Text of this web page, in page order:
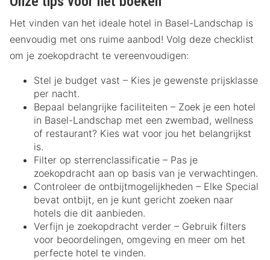
Het vinden van het ideale hotel in Basel-Landschap is
eenvoudig met ons ruime aanbod! Volg deze checklist
om je zoekopdracht te vereenvoudigen:
Stel je budget vast – Kies je gewenste prijsklasse
per nacht.
Bepaal belangrijke faciliteiten – Zoek je een hotel
in Basel-Landschap met een zwembad, wellness
of restaurant? Kies wat voor jou het belangrijkst
is.
Filter op sterrenclassificatie – Pas je
zoekopdracht aan op basis van je verwachtingen.
Controleer de ontbijtmogelijkheden – Elke Special
bevat ontbijt, en je kunt gericht zoeken naar
hotels die dit aanbieden.
Verfijn je zoekopdracht verder – Gebruik filters
voor beoordelingen, omgeving en meer om het
perfecte hotel te vinden.